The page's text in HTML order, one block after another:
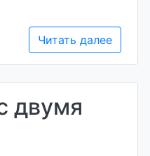
Читать далее
двумя